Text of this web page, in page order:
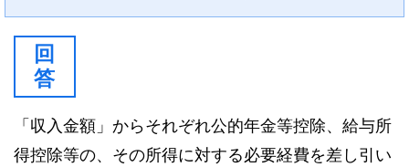
回
答
「収入金額」からそれぞれ公的年金等控除、給与所
得控除等の、その所得に対する必要経費を差し引い